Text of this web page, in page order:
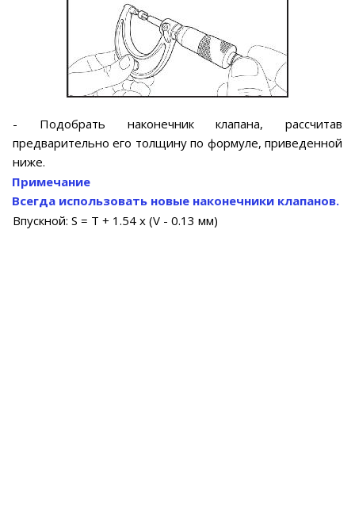
- Подобрать наконечник клапана, рассчитав
предварительно его толщину по формуле, приведенной
ниже.
Примечание
Всегда использовать новые наконечники клапанов.
Впускной: S = Т + 1.54 х (V - 0.13 мм)